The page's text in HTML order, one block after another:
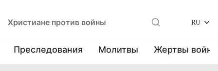
Христиане против войны RU
Преследования Молитвы Жертвы